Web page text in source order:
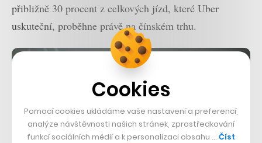
přibližně 30 procent z celkových jízd, které Uber
uskuteční, proběhne právě na čínském trhu.
Cookies
Pomocí cookies ukládáme vaše nastavení a preferencí,
analýze návštěvnosti našich stránek, zprostředkování
funkcí sociálních médií a k personalizaci obsahu … Číst